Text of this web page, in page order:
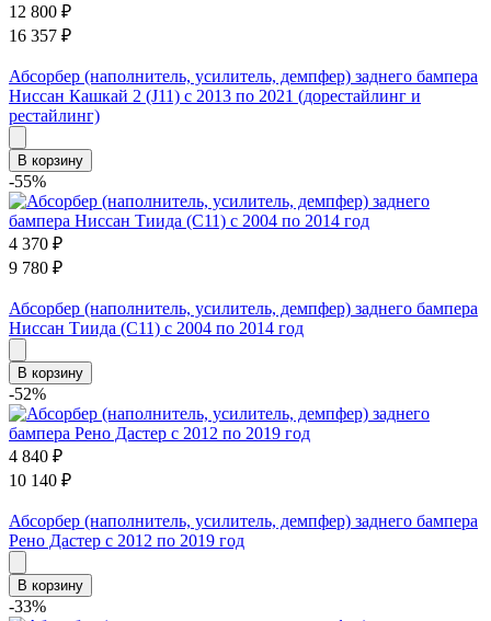
12 800 ₽
16 357 ₽
Абсорбер (наполнитель, усилитель, демпфер) заднего бампера
Ниссан Кашкай 2 (J11) с 2013 по 2021 (дорестайлинг и
рестайлинг)
В корзину
-55%
4 370 ₽
9 780 ₽
Абсорбер (наполнитель, усилитель, демпфер) заднего бампера
Ниссан Тиида (С11) с 2004 по 2014 год
В корзину
-52%
4 840 ₽
10 140 ₽
Абсорбер (наполнитель, усилитель, демпфер) заднего бампера
Рено Дастер с 2012 по 2019 год
В корзину
-33%